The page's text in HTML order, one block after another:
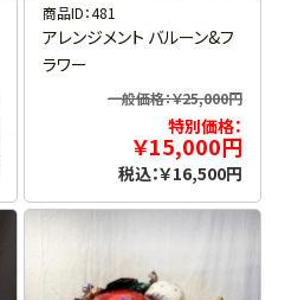
商品ID：481
アレンジメント バルーン&フ
ラワー
一般価格：￥25,000円
特別価格：
￥15,000円
税込：￥16,500円